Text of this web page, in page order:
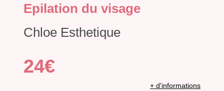
Epilation du visage
Chloe Esthetique
24€
+ d'informations